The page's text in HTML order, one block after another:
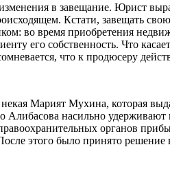
в завещание. Юрист
Кстати, завещать
во время приобретения
его собственность. Что
что к продюсеру
Марият Мухина, которая
насильно удерживают
органов
этого было принято решение